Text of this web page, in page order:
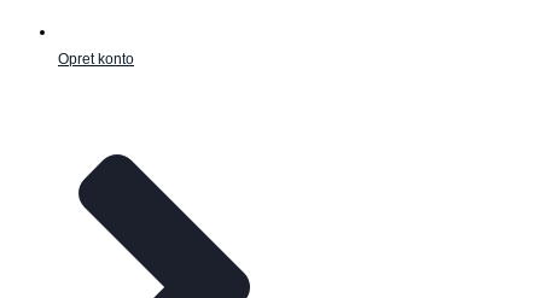
Opret konto